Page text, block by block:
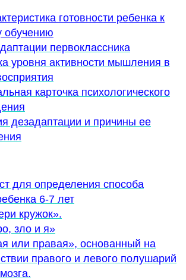
готовности ребенка к
обучению
первоклассника
уровня активности мышления в
карточка психологического
дезадаптации и причины ее
для определения способа
6-7 лет
кружок».
зло и я»
или правая», основанный на
правого и левого полушарий